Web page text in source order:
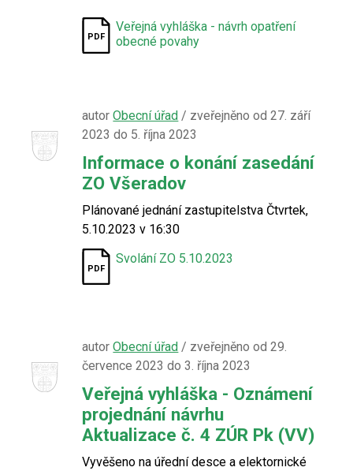
Veřejná vyhláška - návrh opatření
obecné povahy
autorObecní úřad / zveřejněno od 27. září
2023 do 5. října 2023
Informace o konání zasedání
ZO Všeradov
Plánované jednání zastupitelstva Čtvrtek,
5.10.2023 v 16:30
Svolání ZO 5.10.2023
autorObecní úřad / zveřejněno od 29.
července 2023 do 3. října 2023
Veřejná vyhláška - Oznámení
projednání návrhu
Aktualizace č. 4 ZÚR Pk (VV)
Vyvěšeno na úřední desce a elektornické